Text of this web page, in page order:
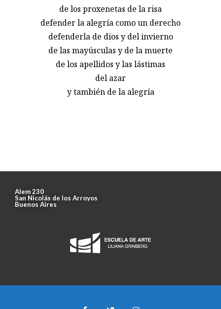
de los proxenetas de la risa
defender la alegría como un derecho
defenderla de dios y del invierno
de las mayúsculas y de la muerte
de los apellidos y las lástimas
del azar
y también de la alegría
Alem 230
San Nicolás de los Arroyos
Buenos Aires